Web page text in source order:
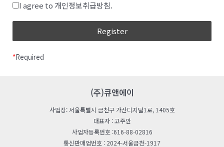
(6) ‘비밀번호’라 함은 회원이 부여 받은 ID와 일치된 회원임을
(7) ‘해지’라 함은 회사 또는 회원이 이용계약을 해약하는 것을
(2) 회사는 합리적인 사유가 발생할 경우 관련 법령에 위배되지
않는 범위 안에서 약관을 변경할 수 있으며, 변경된 약관은 본 조
제1항과 같이 회원에게 공지함으로써 효력을 발생합니다.
제 4 조 (약관 외 준칙)
같다.
이용, 제공, 공개, 파기(破棄), 그 밖에 이와 유사한
“개인정보처리자”란 업무를 목적으로 법
모든 공공기관, 법인ㆍ단체, 개인 등을 말한다.
보호법 시행령」(이하 “영“이라 한다) 제2조에 따른
“친목단체”란 학교, 지역, 기업, 인터넷 커뮤니티 등을
I agree to 개인정보취급방침.
*Required
(주)큐앤에이
사업장: 서울특별시 금천구 가산디지털1로, 1405호
대표자 : 고주안
사업자등록번호 :616-88-02816
통신판매업번호 : 2024-서울금천-1917